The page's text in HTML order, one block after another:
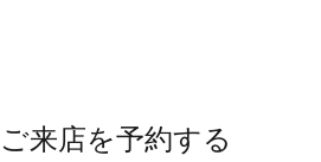
ご来店を予約する